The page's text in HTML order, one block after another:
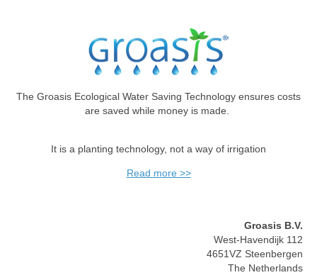
The Groasis Ecological Water Saving Technology ensures costs
are saved while money is made.
It is a planting technology, not a way of irrigation
Read more >>
Groasis B.V.
West-Havendijk 112
4651VZ Steenbergen
The Netherlands